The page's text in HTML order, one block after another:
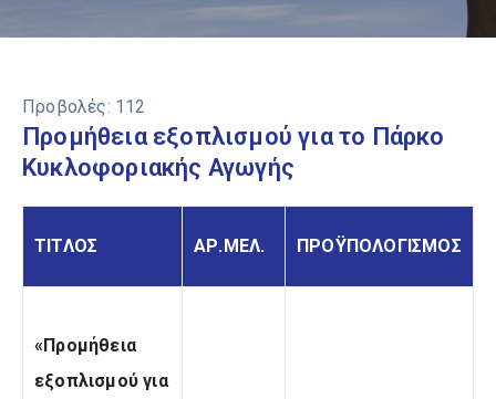
Προβολές: 112
Προμήθεια εξοπλισμού για το Πάρκο
Κυκλοφοριακής Αγωγής
ΤΙΤΛΟΣ ΑΡ.ΜΕΛ. ΠΡΟΫΠΟΛΟΓΙΣΜΟΣ
«Προμήθεια
εξοπλισμού για